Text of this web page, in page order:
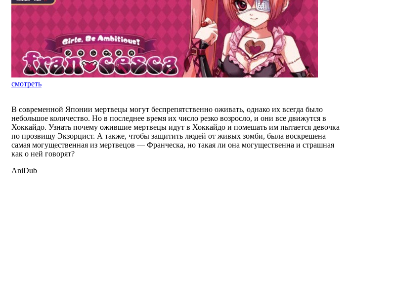
смотреть
В современной Японии мертвецы могут беспрепятственно оживать, однако их всегда было
небольшое количество. Но в последнее время их число резко возросло, и они все движутся в
Хоккайдо. Узнать почему ожившие мертвецы идут в Хоккайдо и помешать им пытается девочка
по прозвищу Экзорцист. А также, чтобы защитить людей от живых зомби, была воскрешена
самая могущественная из мертвецов — Франческа, но такая ли она могущественна и страшная
как о ней говорят?
AniDub